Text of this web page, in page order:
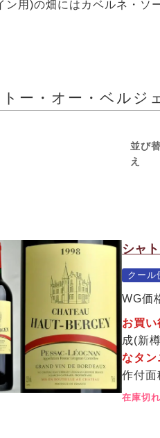
ン用)の畑にはカベルネ・ソ
トー・オー・ベル
並び替
え
シャ
クール
WG価
お買
成(新
なタン
作付
在庫切れ